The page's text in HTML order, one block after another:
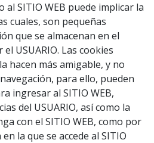
al SITIO WEB puede implicar la
cuales, son pequeñas
que se almacenan en el
USUARIO. Las cookies
hacen más amigable, y no
para ello, pueden
ingresar al SITIO WEB,
del USUARIO, así como la
con el SITIO WEB, como por
la que se accede al SITIO